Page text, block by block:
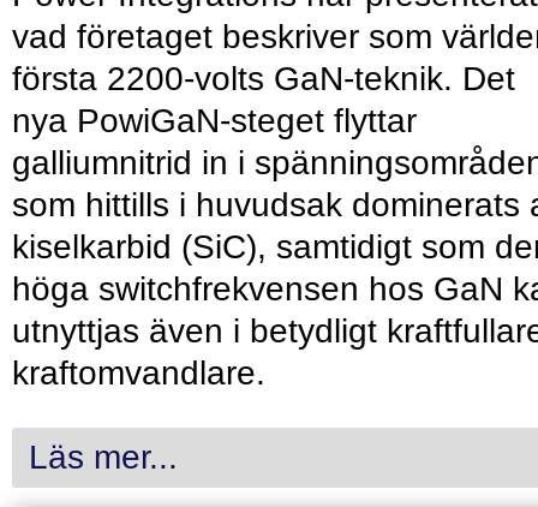
vad företaget beskriver som
första 2200-volts GaN-teknik. Det
nya PowiGaN-steget flyttar
galliumnitrid in i
som hittills i huvudsak dominerats
kiselkarbid (SiC), samtidigt som
höga switchfrekvensen hos GaN
utnyttjas även i betydligt
kraftomvandlare.
Läs mer...